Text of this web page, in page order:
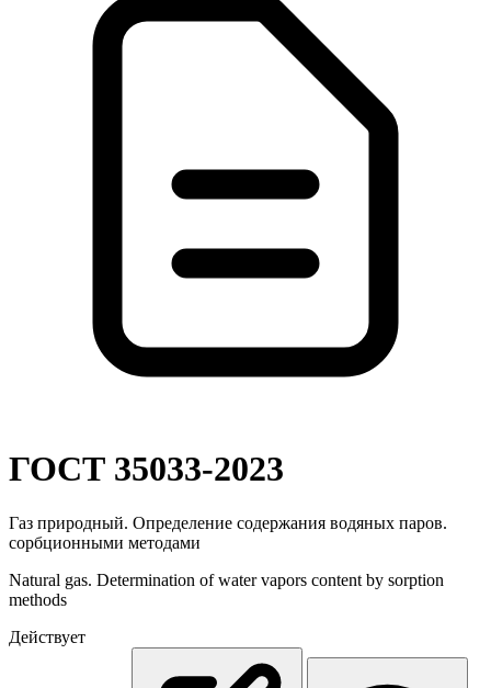
ГОСТ 35033-2023
Газ природный. Определение содержания водяных паров.
сорбционными методами
Natural gas. Determination of water vapors content by sorption
methods
Действует